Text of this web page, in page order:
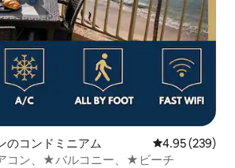
のコンドミニアム レビュー239
4.95 (239)
コン、★バルコニー、★ビーチ